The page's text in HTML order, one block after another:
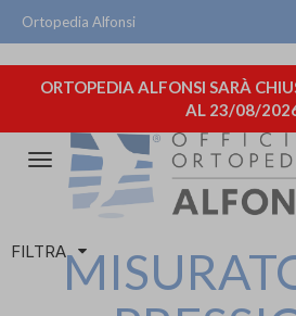
Ortopedia Alfonsi
ORTOPEDIA ALFONSI SARÀ
AL 23/08/
Attiva/disattiva
navigazione
FILTRA